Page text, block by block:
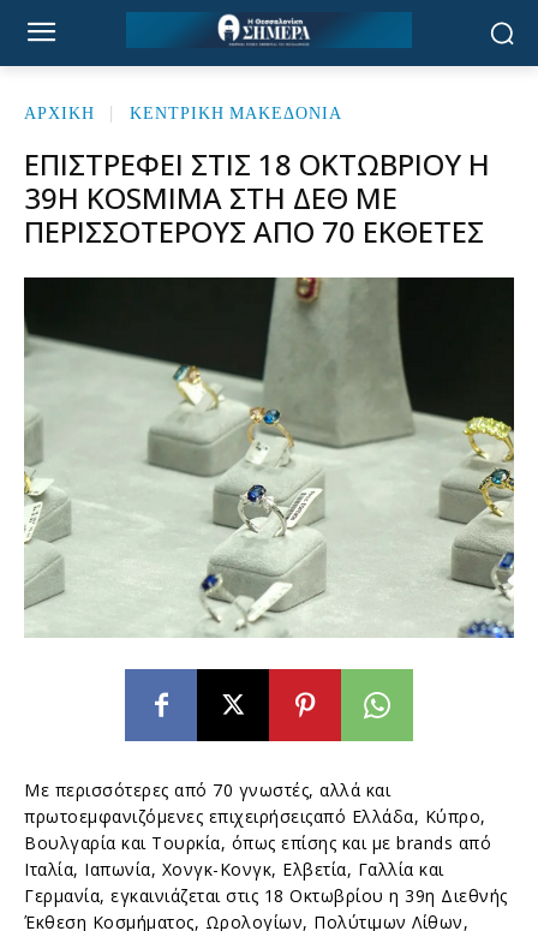
ΑΡΧΙΚΉ ΚΕΝΤΡΙΚΗ ΜΑΚΕΔΟΝΙΑ
ΕΠΙΣΤΡΈΦΕΙ ΣΤΙΣ 18 ΟΚΤΩΒΡΊΟΥ Η
39Η KOSMIMA ΣΤΗ ΔΕΘ ΜΕ
ΠΕΡΙΣΣΌΤΕΡΟΥΣ ΑΠΌ 70 ΕΚΘΈΤΕΣ
Με περισσότερες από 70 γνωστές, αλλά και
πρωτοεμφανιζόμενες επιχειρήσειςαπό Ελλάδα, Κύπρο,
Βουλγαρία και Τουρκία, όπως επίσης και με brands από
Ιταλία, Ιαπωνία, Χονγκ-Κονγκ, Ελβετία, Γαλλία και
Γερμανία, εγκαινιάζεται στις 18 Οκτωβρίου η 39η Διεθνής
Έκθεση Κοσμήματος, Ωρολογίων, Πολύτιμων Λίθων,